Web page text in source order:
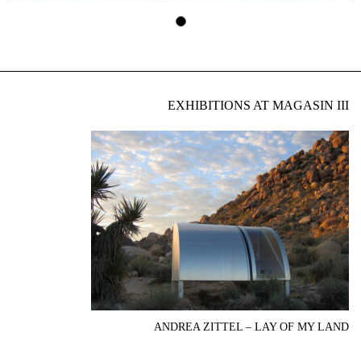
EXHIBITIONS AT MAGASIN III
ANDREA ZITTEL – LAY OF MY LAND